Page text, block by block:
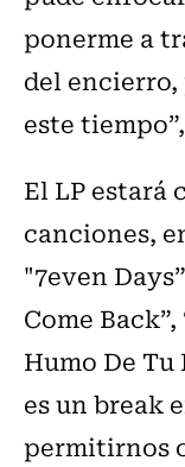
ponerme a
del
este
El LP estará
canciones,
"7even
Come
Humo De Tu
es un break
permitirnos